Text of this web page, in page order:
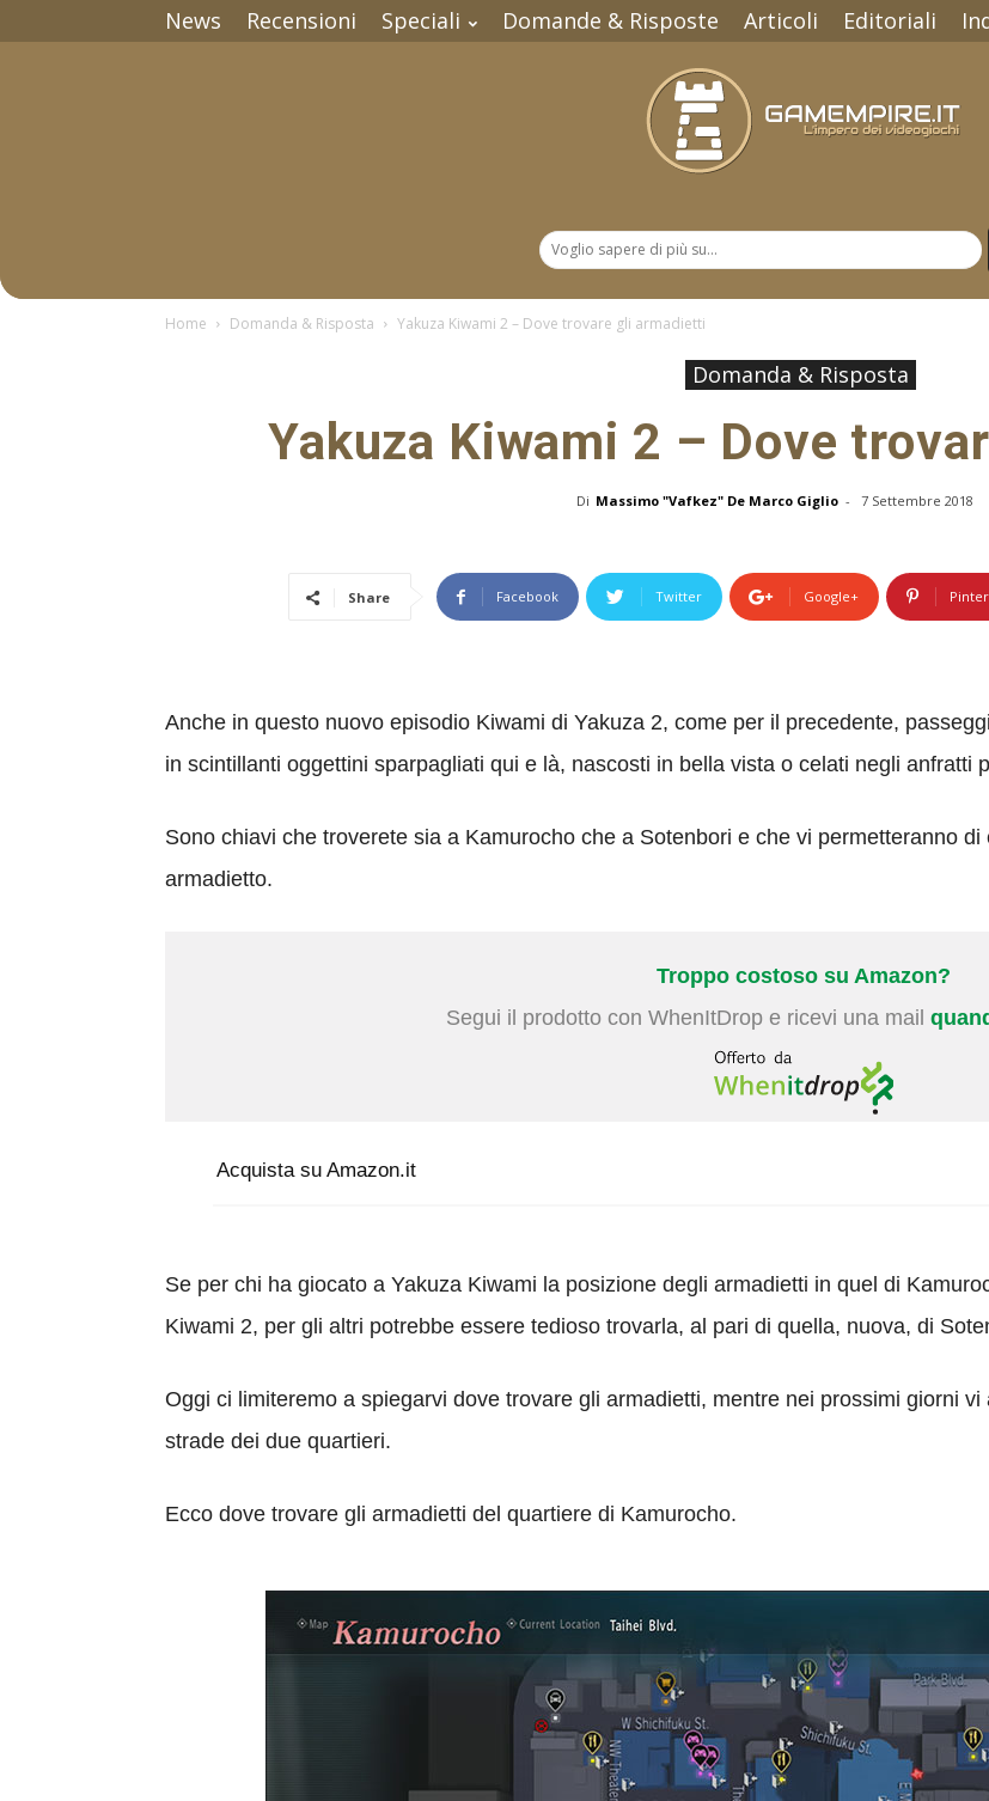
News Recensioni Speciali Domande & Risposte Articoli Editoriali
Home Domanda & Risposta Yakuza Kiwami 2 – Dove trovare gli armadietti
Domanda & Risposta
Yakuza Kiwami 2 – Dove
Di Massimo "Vafkez" De Marco Giglio - 7 Settembre 2018
Share Facebook Twitter Google+
Anche in questo nuovo episodio Kiwami di Yakuza 2, come per il precedente,
in scintillanti oggettini sparpagliati qui e là, nascosti in bella vista o celati negli anfratti
Sono chiavi che troverete sia a Kamurocho che a Sotenbori e che vi permetteranno
armadietto.
Troppo costoso su Amazon?
Segui il prodotto con WhenItDrop e ricevi una mail
Acquista su Amazon.it
Se per chi ha giocato a Yakuza Kiwami la posizione degli armadietti in quel di
Kiwami 2, per gli altri potrebbe essere tedioso trovarla, al pari di quella, nuova, di
Oggi ci limiteremo a spiegarvi dove trovare gli armadietti, mentre nei prossimi giorni
strade dei due quartieri.
Ecco dove trovare gli armadietti del quartiere di Kamurocho.